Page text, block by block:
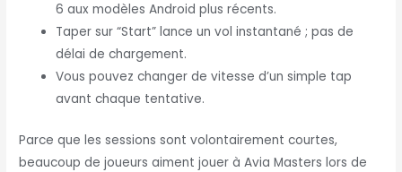
6 aux modèles Android plus récents.
Taper sur “Start” lance un vol instantané ; pas de
délai de chargement.
Vous pouvez changer de vitesse d’un simple tap
avant chaque tentative.
Parce que les sessions sont volontairement courtes,
beaucoup de joueurs aiment jouer à Avia Masters lors de